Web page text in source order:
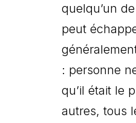
quelqu’un
peut
: personne
qu’il était le
autres, tous